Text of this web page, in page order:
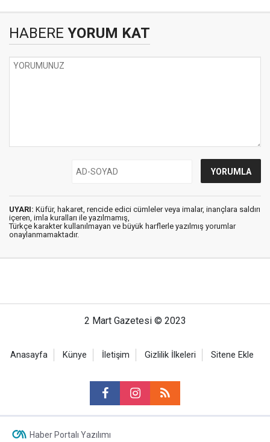
HABERE YORUM KAT
UYARI: Küfür, hakaret, rencide edici cümleler veya imalar, inançlara saldırı
içeren, imla kuralları ile yazılmamış,
Türkçe karakter kullanılmayan ve büyük harflerle yazılmış yorumlar
onaylanmamaktadır.
2 Mart Gazetesi © 2023
Anasayfa Künye İletişim Gizlilik İlkeleri Sitene Ekle
Haber Portalı Yazılımı